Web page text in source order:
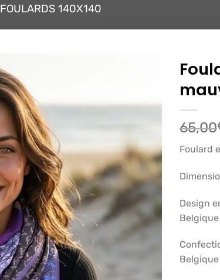
FOULARDS 140X140
à mes
65,00
Foulard
Design
Belgique
Belgique